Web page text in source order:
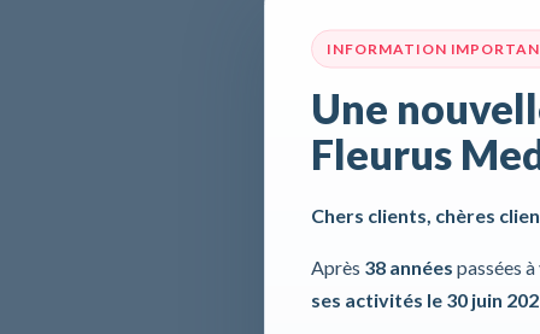
INFORMATION
Une
Fleurus
Chers clients, chères
Après 38 années passées
ses activités le 30 juin